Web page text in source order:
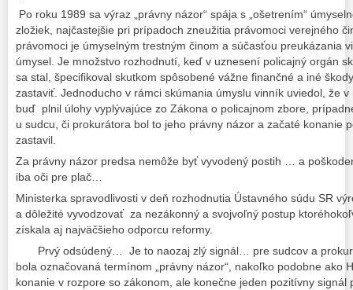
Po roku 1989 sa výraz „právny názor“ spája s „ošetrením“
zložiek, najčastejšie pri prípadoch zneužitia právomoci verejného
právomoci je úmyselným trestným činom a súčasťou preukázania
úmysel. Je množstvo rozhodnutí, keď v uznesení policajný orgán
sa stal, špecifikoval skutkom spôsobené vážne finančné a iné
zastaviť. Jednoducho v rámci skúmania úmyslu vinník uviedol, že
buď plnil úlohy vyplývajúce zo Zákona o policajnom zbore,
u sudcu, či prokurátora bol to jeho právny názor a začaté konanie
zastavil.
Za právny názor predsa nemôže byť vyvodený postih … a
iba oči pre plač…
Ministerka spravodlivosti v deň rozhodnutia Ústavného súdu SR
a dôležité vyvodzovať za nezákonný a svojvoľný postup
získala aj najväčšieho odporcu reformy.
Prvý odsúdený… Je to naozaj zlý signál… pre sudcov a
bola označovaná termínom „právny názor“, nakoľko podobne ako
konanie v rozpore so zákonom, ale konečne jeden pozitívny signál